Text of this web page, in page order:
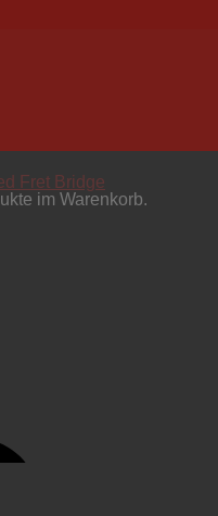
im Warenkorb.
Fret Bridge